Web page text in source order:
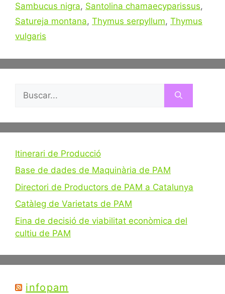
Sambucus nigra, Santolina chamaecyparissus,
Satureja montana, Thymus serpyllum, Thymus
vulgaris
Itinerari de Producció
Base de dades de Maquinària de PAM
Directori de Productors de PAM a Catalunya
Catàleg de Varietats de PAM
Eina de decisió de viabilitat econòmica del
cultiu de PAM
infopam